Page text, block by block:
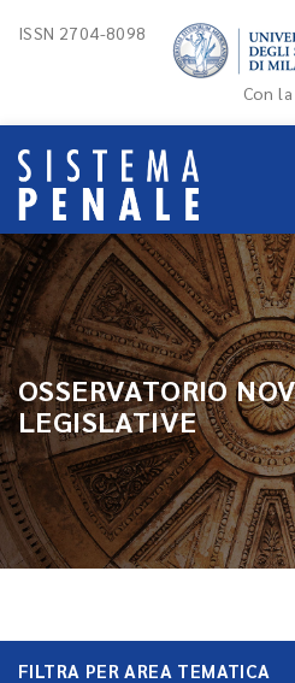
ISSN 2704-8098
Con
OSSERVATORIO
LEGISLATIVE
FILTRA PER AREA TEMATICA